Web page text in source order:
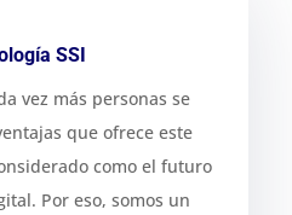
SSI
vez más personas se
que ofrece este
como el futuro
Por eso, somos un